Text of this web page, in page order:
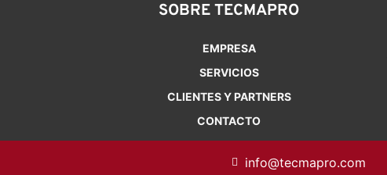
SOBRE TECMAPRO
EMPRESA
SERVICIOS
CLIENTES Y PARTNERS
CONTACTO
info@tecmapro.com